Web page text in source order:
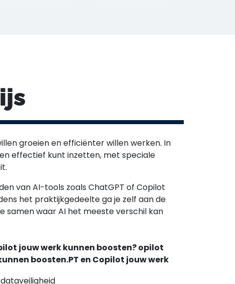
groeien en efficiënter willen werken. In
effectief kunt inzetten, met speciale
van AI-tools zoals ChatGPT of Copilot
het praktijkgedeelte ga je zelf aan de
samen waar AI het meeste verschil kan
jouw werk kunnen boosten? opilot
boosten.PT en Copilot jouw werk